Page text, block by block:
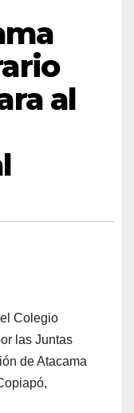
al
Colegio
las Juntas
de Atacama